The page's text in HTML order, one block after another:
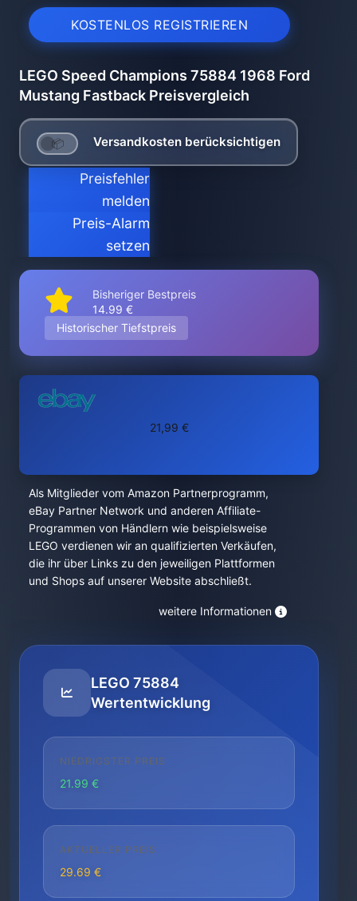
KOSTENLOS REGISTRIEREN
LEGO Speed Champions 75884 1968 Ford
Mustang Fastback Preisvergleich
Versandkosten berücksichtigen
Preisfehler
melden
Preis-Alarm
setzen
Bisheriger Bestpreis
14.99 €
Historischer Tiefstpreis
21,99 €
Als Mitglieder vom Amazon Partnerprogramm,
eBay Partner Network und anderen Affiliate-
Programmen von Händlern wie beispielsweise
LEGO verdienen wir an qualifizierten Verkäufen,
die ihr über Links zu den jeweiligen Plattformen
und Shops auf unserer Website abschließt.
weitere Informationen
LEGO 75884
Wertentwicklung
NIEDRIGSTER PREIS
21.99 €
AKTUELLER PREIS
29.69 €